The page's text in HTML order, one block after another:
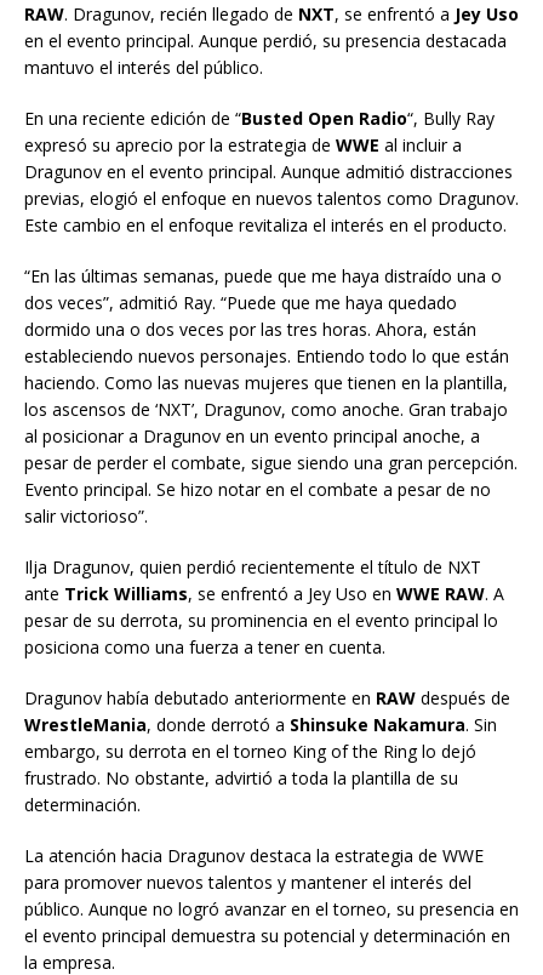
RAW. Dragunov, recién llegado de NXT, se enfrentó a Jey Uso
en el evento principal. Aunque perdió, su presencia destacada
mantuvo el interés del público.
En una reciente edición de “Busted Open Radio“, Bully Ray
expresó su aprecio por la estrategia de WWE al incluir a
Dragunov en el evento principal. Aunque admitió distracciones
previas, elogió el enfoque en nuevos talentos como Dragunov.
Este cambio en el enfoque revitaliza el interés en el producto.
“En las últimas semanas, puede que me haya distraído una o
dos veces”, admitió Ray. “Puede que me haya quedado
dormido una o dos veces por las tres horas. Ahora, están
estableciendo nuevos personajes. Entiendo todo lo que están
haciendo. Como las nuevas mujeres que tienen en la plantilla,
los ascensos de ‘NXT’, Dragunov, como anoche. Gran trabajo
al posicionar a Dragunov en un evento principal anoche, a
pesar de perder el combate, sigue siendo una gran percepción.
Evento principal. Se hizo notar en el combate a pesar de no
salir victorioso”.
Ilja Dragunov, quien perdió recientemente el título de NXT
ante Trick Williams, se enfrentó a Jey Uso en WWE RAW. A
pesar de su derrota, su prominencia en el evento principal lo
posiciona como una fuerza a tener en cuenta.
Dragunov había debutado anteriormente en RAW después de
WrestleMania, donde derrotó a Shinsuke Nakamura. Sin
embargo, su derrota en el torneo King of the Ring lo dejó
frustrado. No obstante, advirtió a toda la plantilla de su
determinación.
La atención hacia Dragunov destaca la estrategia de WWE
para promover nuevos talentos y mantener el interés del
público. Aunque no logró avanzar en el torneo, su presencia en
el evento principal demuestra su potencial y determinación en
la empresa.